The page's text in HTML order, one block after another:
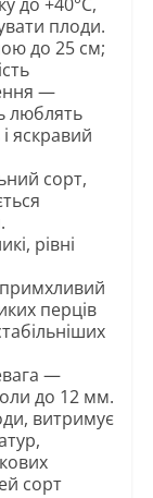
плоди.
до 25 см;
—
люблять
яскравий
сорт,
рівні
перців
—
до 12 мм.
витримує
сорт